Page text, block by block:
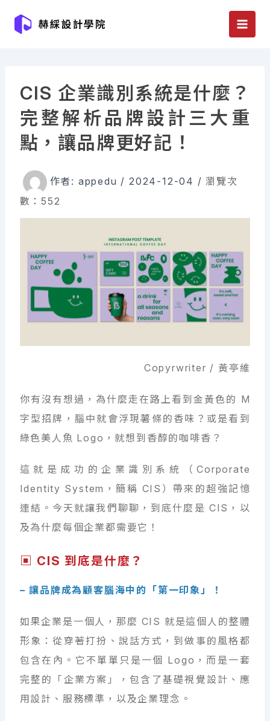
CIS 企業識別系統是什麼？
完整解析品牌設計三大重
點，讓品牌更好記！
作者: appedu /2024-12-04 /瀏覽次
數：552
Copyrwriter / 黃亭維
你有沒有想過，為什麼走在路上看到金黃色的 M
字型招牌，腦中就會浮現薯條的香味？或是看到
綠色美人魚 Logo，就想到香醇的咖啡香？
這就是成功的企業識別系統（Corporate
Identity System，簡稱 CIS）帶來的超強記憶
連結。今天就讓我們聊聊，到底什麼是 CIS，以
及為什麼每個企業都需要它！
▣ CIS 到底是什麼？
– 讓品牌成為顧客腦海中的「第一印象」！
如果企業是一個人，那麼 CIS 就是這個人的整體
形象：從穿著打扮、說話方式，到做事的風格都
包含在內。它不單單只是一個 Logo，而是一套
完整的「企業方案」，包含了基礎視覺設計、應
用設計、服務標準，以及企業理念。